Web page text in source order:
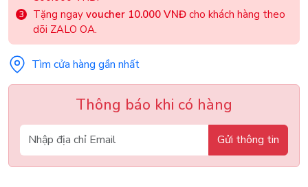
Tặng ngay voucher 10.000 VNĐ cho khách hàng theo
dõi ZALO OA.
Tìm cửa hàng gần nhất
Thông báo khi có hàng
Gửi thông tin